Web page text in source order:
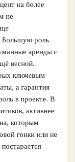
на более
не
Большую роль
аренды с
весной.
ключевым
а гарантия
в проекте. В
активнее
которым
гонки или не